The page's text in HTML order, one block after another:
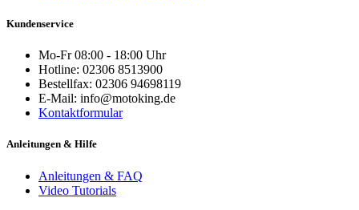
Kundenservice
Mo-Fr 08:00 - 18:00 Uhr
Hotline: 02306 8513900
Bestellfax: 02306 94698119
E-Mail: info@motoking.de
Kontaktformular
Anleitungen & Hilfe
Anleitungen & FAQ
Video Tutorials